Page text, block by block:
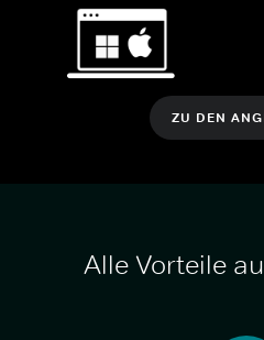
ZU DEN
Alle Vorteile